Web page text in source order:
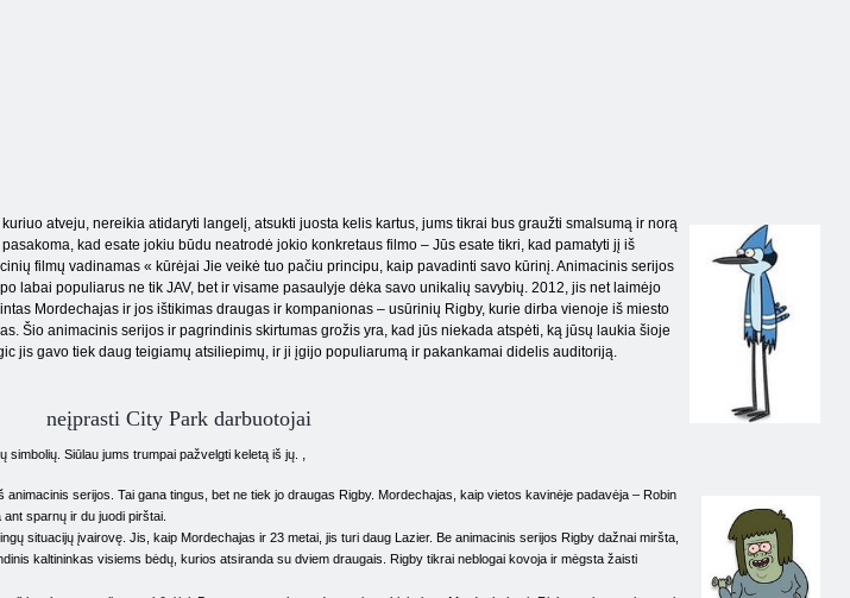
atveju, nereikia atidaryti langelį, atsukti juosta kelis kartus, jums tikrai bus graužti smalsumą ir norą
kad esate jokiu būdu neatrodė jokio konkretaus filmo – Jūs esate tikri, kad pamatyti jį iš
filmų vadinamas « kūrėjai Jie veikė tuo pačiu principu, kaip pavadinti savo kūrinį. Animacinis serijos
labai populiarus ne tik JAV, bet ir visame pasaulyje dėka savo unikalių savybių. 2012, jis net laimėjo
Mordechajas ir jos ištikimas draugas ir kompanionas – usūrinių Rigby, kurie dirba vienoje iš miesto
Šio animacinis serijos ir pagrindinis skirtumas grožis yra, kad jūs niekada atspėti, ką jūsų laukia šioje
jis gavo tiek daug teigiamų atsiliepimų, ir ji įgijo populiarumą ir pakankamai didelis auditoriją.
neįprasti City Park darbuotojai
Siūlau jums trumpai pažvelgti keletą iš jų. ,
serijos. Tai gana tingus, bet ne tiek jo draugas Rigby. Mordechajas, kaip vietos kavinėje padavėja – Robin
sparnų ir du juodi pirštai.
situacijų įvairovę. Jis, kaip Mordechajas ir 23 metai, jis turi daug Lazier. Be animacinis serijos Rigby dažnai miršta,
kaltininkas visiems bėdų, kurios atsiranda su dviem draugais. Rigby tikrai neblogai kovoja ir mėgsta žaisti